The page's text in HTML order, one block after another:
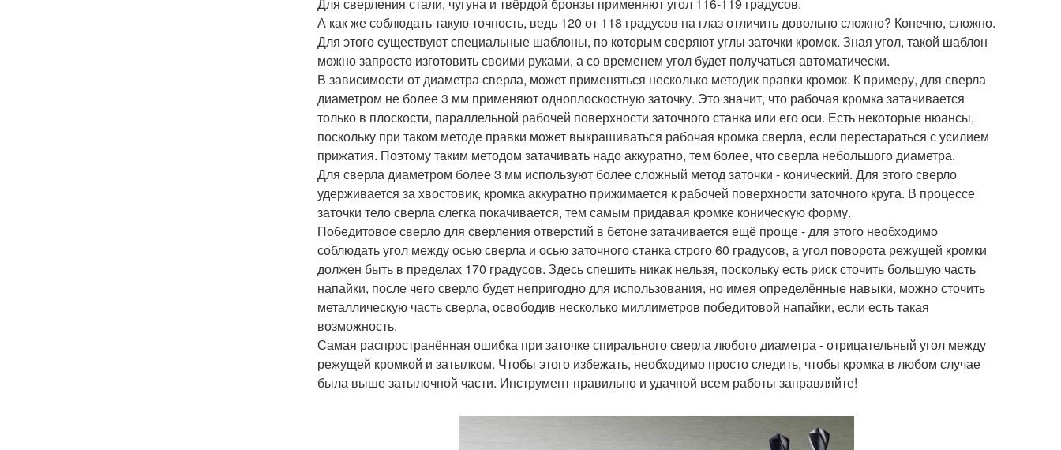
А как же соблюдать такую точность, ведь 120 от 118 градусов на глаз отличить довольно сложно? Конечно, сложно.
Для этого существуют специальные шаблоны, по которым сверяют углы заточки кромок. Зная угол, такой шаблон
можно запросто изготовить своими руками, а со временем угол будет получаться автоматически.
В зависимости от диаметра сверла, может применяться несколько методик правки кромок. К примеру, для сверла
диаметром не более 3 мм применяют одноплоскостную заточку. Это значит, что рабочая кромка затачивается
только в плоскости, параллельной рабочей поверхности заточного станка или его оси. Есть некоторые нюансы,
поскольку при таком методе правки может выкрашиваться рабочая кромка сверла, если перестараться с усилием
прижатия. Поэтому таким методом затачивать надо аккуратно, тем более, что сверла небольшого диаметра.
Для сверла диаметром более 3 мм используют более сложный метод заточки - конический. Для этого сверло
удерживается за хвостовик, кромка аккуратно прижимается к рабочей поверхности заточного круга. В процессе
заточки тело сверла слегка покачивается, тем самым придавая кромке коническую форму.
Победитовое сверло для сверления отверстий в бетоне затачивается ещё проще - для этого необходимо
соблюдать угол между осью сверла и осью заточного станка строго 60 градусов, а угол поворота режущей кромки
должен быть в пределах 170 градусов. Здесь спешить никак нельзя, поскольку есть риск сточить большую часть
напайки, после чего сверло будет непригодно для использования, но имея определённые навыки, можно сточить
металлическую часть сверла, освободив несколько миллиметров победитовой напайки, если есть такая
возможность.
Самая распространённая ошибка при заточке спирального сверла любого диаметра - отрицательный угол между
режущей кромкой и затылком. Чтобы этого избежать, необходимо просто следить, чтобы кромка в любом случае
была выше затылочной части. Инструмент правильно и удачной всем работы заправляйте!